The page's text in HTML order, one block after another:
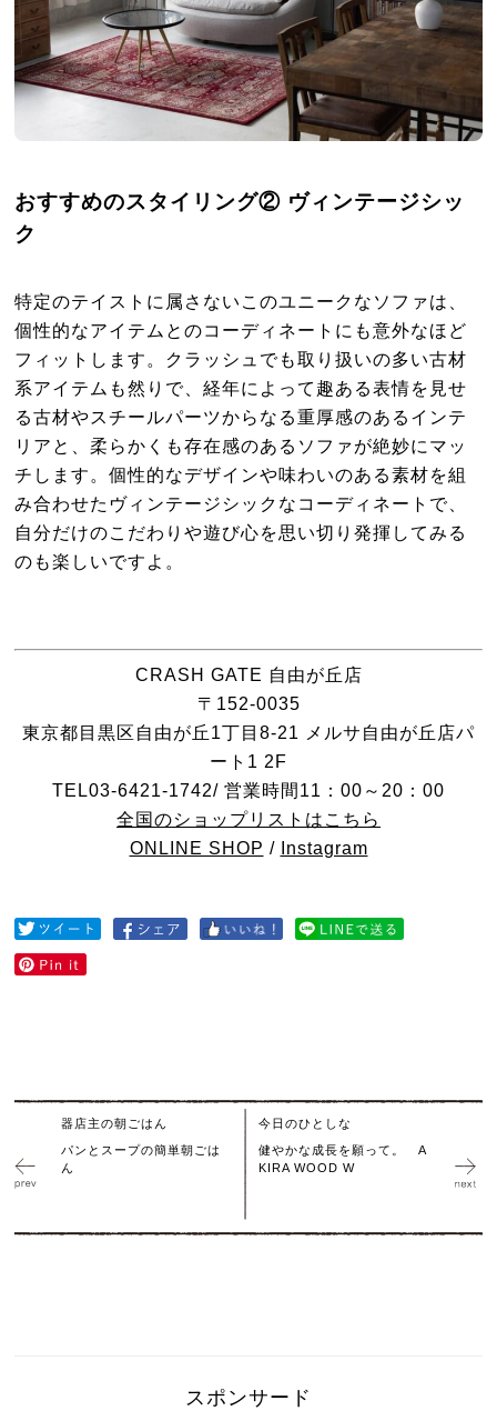
おすすめのスタイリング② ヴィンテージシッ
ク
特定のテイストに属さないこのユニークなソファは、
個性的なアイテムとのコーディネートにも意外なほど
フィットします。クラッシュでも取り扱いの多い古材
系アイテムも然りで、経年によって趣ある表情を見せ
る古材やスチールパーツからなる重厚感のあるインテ
リアと、柔らかくも存在感のあるソファが絶妙にマッ
チします。個性的なデザインや味わいのある素材を組
み合わせたヴィンテージシックなコーディネートで、
自分だけのこだわりや遊び心を思い切り発揮してみる
のも楽しいですよ。
CRASH GATE 自由が丘店
〒152-0035
東京都目黒区自由が丘1丁目8-21 メルサ自由が丘店パ
ート1 2F
TEL03-6421-1742/ 営業時間11：00～20：00
全国のショップリストはこちら
ONLINE SHOP / Instagram
器店主の朝ごはん
パンとスープの簡単朝ごは
ん
今日のひとしな
健やかな成長を願って。 A
KIRA WOOD W
スポンサード